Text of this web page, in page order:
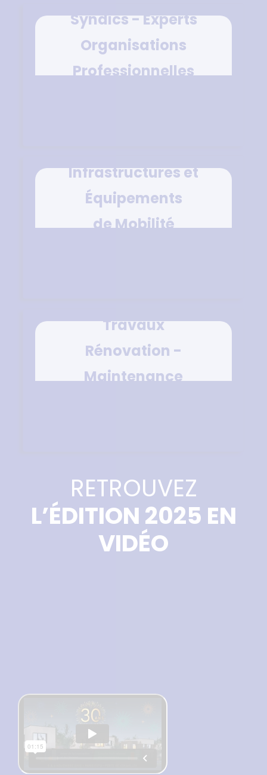
Syndics - Experts
Organisations
Professionnelles
Infrastructures et
Équipements
de Mobilité
Travaux
Rénovation -
Maintenance
RETROUVEZ
L’ÉDITION 2025 EN
VIDÉO